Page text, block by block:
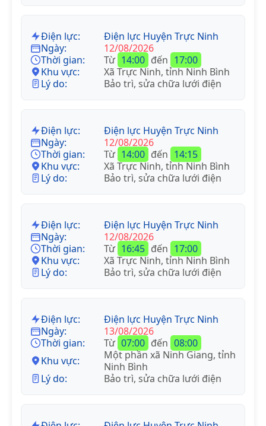
Điện lực:
Điện lực Huyện Trực Ninh
Ngày:
12/08/2026
Thời gian:
Từ 14:00 đến 17:00
Khu vực:
Xã Trực Ninh, tỉnh Ninh Bình
Lý do:
Bảo trì, sửa chữa lưới điện
Điện lực:
Điện lực Huyện Trực Ninh
Ngày:
12/08/2026
Thời gian:
Từ 14:00 đến 14:15
Khu vực:
Xã Trực Ninh, tỉnh Ninh Bình
Lý do:
Bảo trì, sửa chữa lưới điện
Điện lực:
Điện lực Huyện Trực Ninh
Ngày:
12/08/2026
Thời gian:
Từ 16:45 đến 17:00
Khu vực:
Xã Trực Ninh, tỉnh Ninh Bình
Lý do:
Bảo trì, sửa chữa lưới điện
Điện lực:
Điện lực Huyện Trực Ninh
Ngày:
13/08/2026
Thời gian:
Từ 07:00 đến 08:00
Khu vực:
Một phần xã Ninh Giang, tỉnh
Ninh Bình
Lý do:
Bảo trì, sửa chữa lưới điện